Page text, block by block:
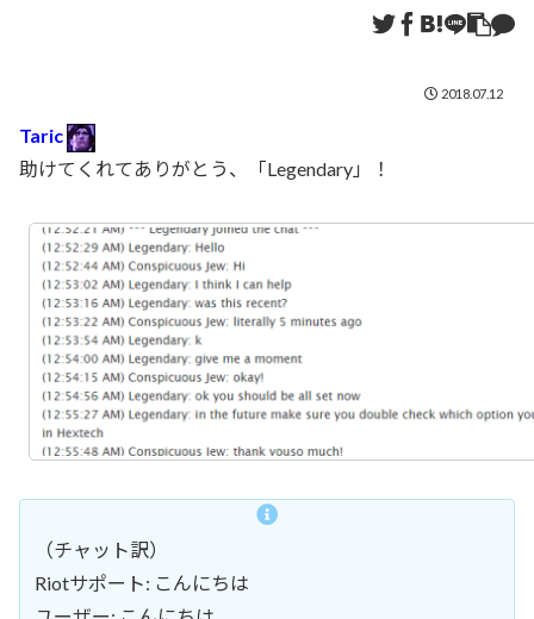
2018.07.12
Taric
助けてくれてありがとう、「Legendary」！
（チャット訳）
Riotサポート: こんにちは